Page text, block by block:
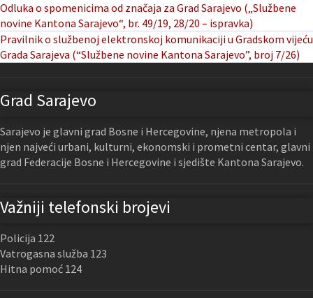
Odluka o spomenicima od značaja za Grad Sarajevo („Službene
novine Kantona Sarajevo“, br. 49/19, 28/20 – ispravka)
Pravilnik o službenoj elektronskoj komunikaciji u Gradskom vijeću
Grada Sarajeva (“Službene novine Kantona Sarajevo”, broj 7/26)
Grad Sarajevo
Sarajevo je glavni grad Bosne i Hercegovine, njena metropola i
njen najveći urbani, kulturni, ekonomski i prometni centar, glavni
grad Federacije Bosne i Hercegovine i sjedište Kantona Sarajevo.
Važniji telefonski brojevi
Policija 122
Vatrogasna služba 123
Hitna pomoć 124